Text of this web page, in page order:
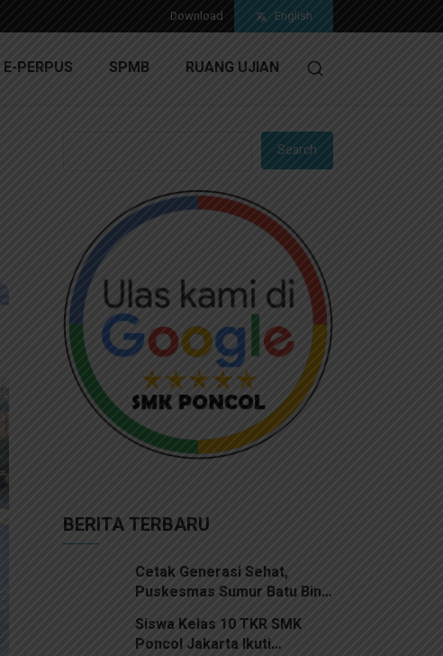
Download English
E-PERPUS SPMB RUANG UJIAN
Search
BERITA TERBARU
Cetak Generasi Sehat,
Puskesmas Sumur Batu Bina
Jadi Kader Kesehatan
Siswa Kelas 10 TKR SMK
Poncol Jakarta Ikuti